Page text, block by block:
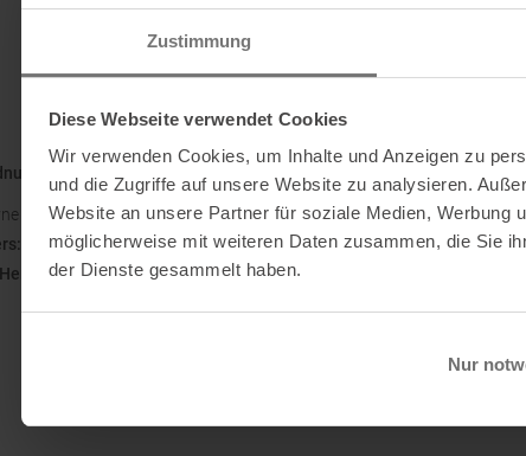
Zustimmung
Diese Webseite verwendet Cookies
Wir verwenden Cookies, um Inhalte und Anzeigen zu
und die Zugriffe auf unsere Website zu analysieren.
Website an unsere Partner für soziale Medien, Werbung
möglicherweise mit weiteren Daten zusammen, die Sie
der Dienste gesammelt haben.
Nur
GPSR
Europe GmbH
Rolandstrasse 4,14129 Berlin, DE
info@lezyne.com